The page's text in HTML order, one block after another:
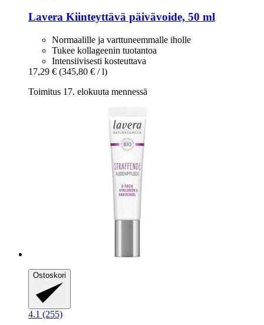
Lavera Kiinteyttävä päivävoide, 50 ml
Normaalille ja varttuneemmalle iholle
Tukee kollageenin tuotantoa
Intensiivisesti kosteuttava
17,29 € (345,80 € / l)
Toimitus 17. elokuuta mennessä
Ostoskori
4.1 (255)